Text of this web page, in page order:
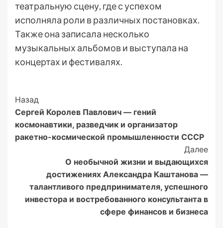
театральную сцену, где с успехом
исполняла роли в различных постановках.
Также она записала несколько
музыкальных альбомов и выступала на
концертах и фестивалях.
Post
Navigation
Назад
Сергей Королев Павлович — гений
космонавтики, разведчик и организатор
ракетно-космической промышленности СССР
Далее
О необычной жизни и выдающихся
достижениях Александра Каштанова —
талантливого предпринимателя, успешного
инвестора и востребованного консультанта в
сфере финансов и бизнеса